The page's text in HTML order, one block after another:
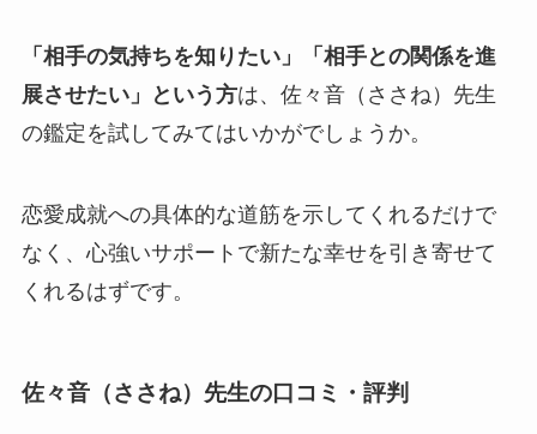
「相手の気持ちを知りたい」「相手との関係を進
展させたい」という方は、佐々音（ささね）先生
の鑑定を試してみてはいかがでしょうか。
恋愛成就への具体的な道筋を示してくれるだけで
なく、心強いサポートで新たな幸せを引き寄せて
くれるはずです。
佐々音（ささね）先生の口コミ・評判